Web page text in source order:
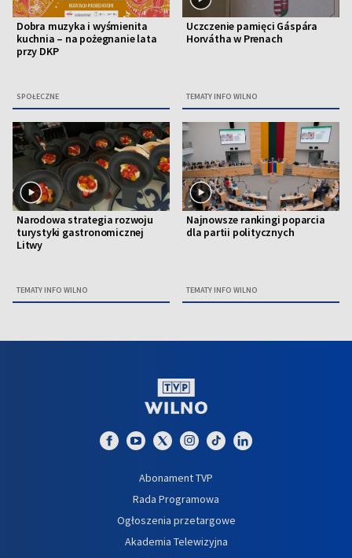
Dobra muzyka i wyśmienita
kuchnia – na pożegnanie lata
przy DKP
SPOŁECZNE
Uczczenie pamięci Gáspára
Horvátha w Prenach
TEMATY INFO WILNO
Narodowa strategia rozwoju
turystyki gastronomicznej
Litwy
TEMATY INFO WILNO
Najnowsze rankingi poparcia
dla partii politycznych
TEMATY INFO WILNO
Abonament TVP
Rada Programowa
Ogłoszenia przetargowe
Akademia Telewizyjna